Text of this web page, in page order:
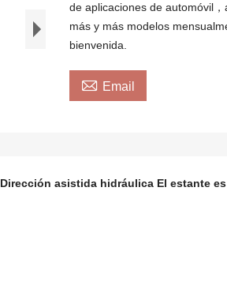
de aplicaciones de automóvil
más y más modelos
bienvenida.
 Email
Dirección asistida hidráulica El estante